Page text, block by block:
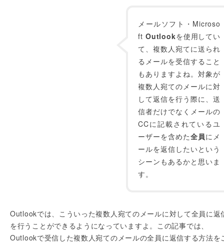
メールソフト・Microso
ft Outlookを使用してい
て、複数人宛てに送られ
るメールを受信すること
もありますよね。対象が
複数人宛てのメールに対
して返信を行う際に、送
信者だけでなくメールの
CCに記載されているユ
ーザーを含めた全員にメ
ールを返信したいという
シーンもあるかと思いま
す。
Outlookでは、こういった複数人宛てのメールに対して全員に返
を行うことができるようになっていますよ。この記事では、
Outlookで受信した複数人宛てのメールの全員に返信する方法を